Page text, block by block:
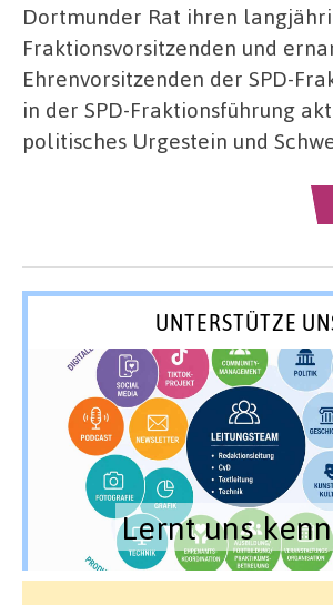
Dortmunder Rat ihren
Fraktionsvorsitzenden und
Ehrenvorsitzenden der SPD-
in der SPD-Fraktionsführung
politisches Urgestein und
UNTERSTÜTZE
Lernt uns